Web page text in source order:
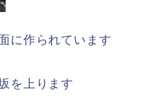
に作られています
を上ります